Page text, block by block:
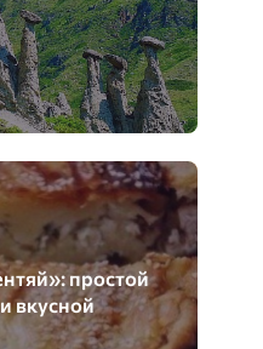
простой
вкусной